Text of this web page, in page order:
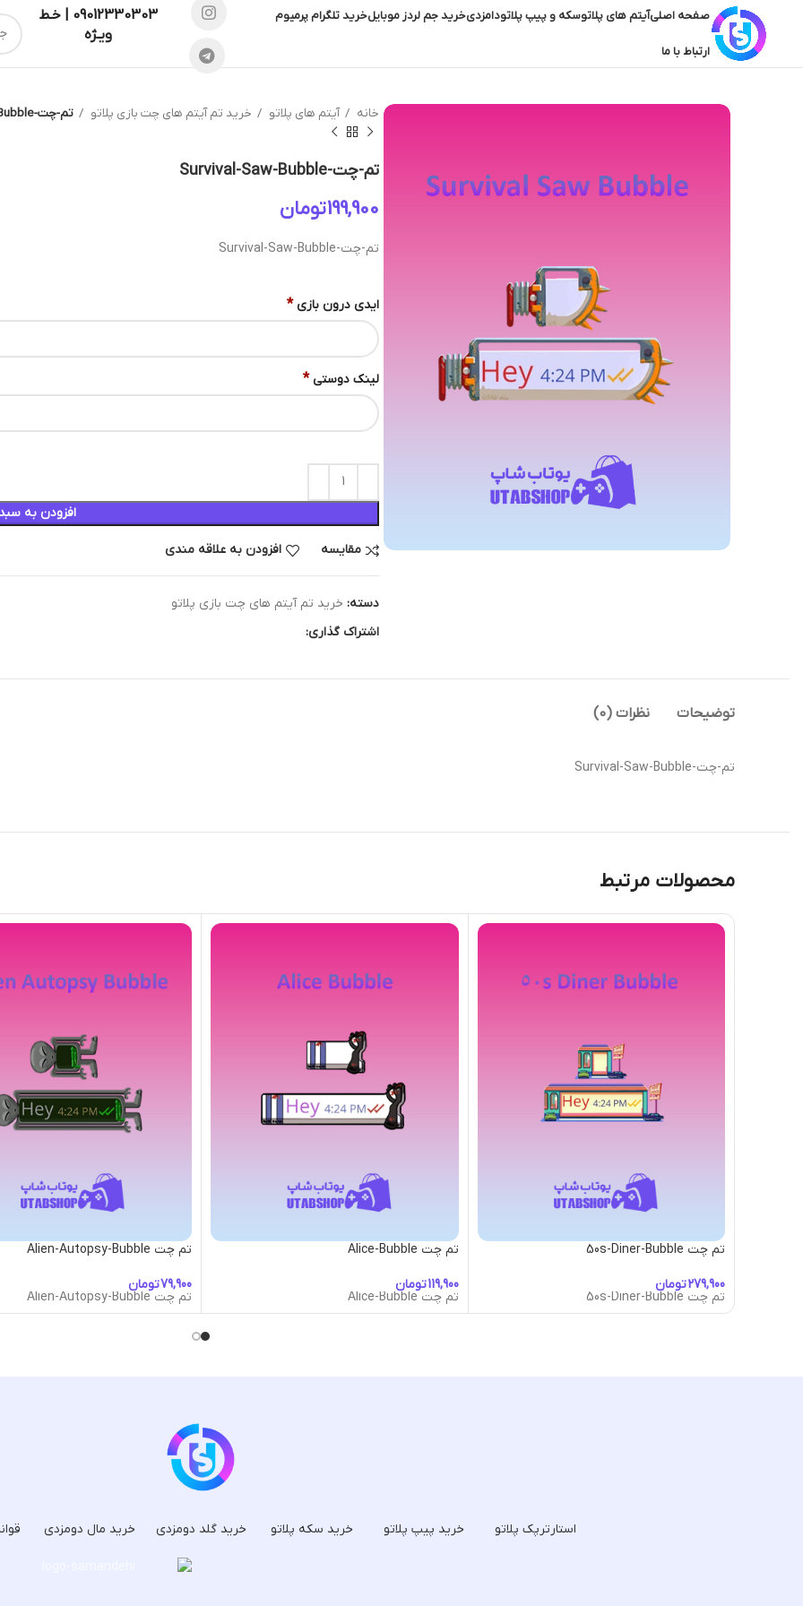
صفحه اصلیآیتم های پلاتوسکه و پیپ پلاتودامزدیخرید جم لردز موبایلخرید تلگرام پرمیوم
ارتباط با ما
09012330303 | خـط
ویـژه
خانه آیتم های پلاتو خرید تم آیتم های چت بازی پلاتو تم-چت-Survival-Saw-Bubble
تم-چت-Survival-Saw-Bubble
تومان
تم-چت-Survival-Saw-Bubble
ایدی درون بازی *
لینک دوستی *
افزودن به
مقایسه افزودن به علاقه مندی
دسته: خرید تم آیتم های چت بازی پلاتو
اشتراک گذاری:
توضیحات نظرات (0)
تم-چت-Survival-Saw-Bubble
محصولات مرتبط
تم چت 50s-Diner-Bubble
تومان
تم چت 50s-Diner-Bubble
تم چت Alice-Bubble
تومان
تم چت Alice-Bubble
تم چت Alien-Autopsy-Bubble
تومان
تم چت Alien-Autopsy-Bubble
استارترپک پلاتو خرید پیپ پلاتو خرید سکه پلاتو خرید گلد دومزدی خرید مال دومزدی